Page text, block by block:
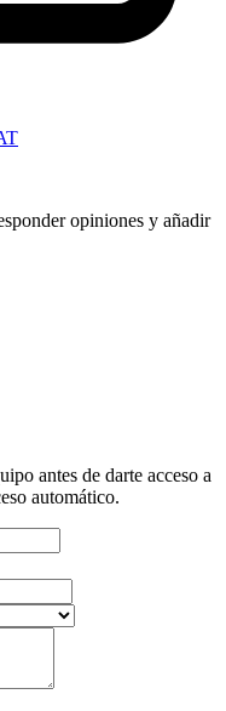
opiniones y añadir
antes de darte acceso a
automático.